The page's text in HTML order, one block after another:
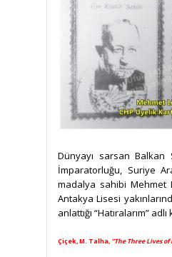
Dünyayı sarsan Balkan
İmparatorluğu, Suriye
madalya sahibi Mehmet
Antakya Lisesi
anlattığı “Hatıralarım”
Çiçek, M. Talha, “The Three Lives